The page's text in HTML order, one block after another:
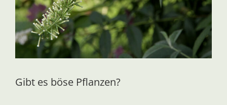
Gibt es böse Pflanzen?